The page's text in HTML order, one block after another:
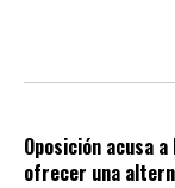
Oposición acusa
ofrecer una